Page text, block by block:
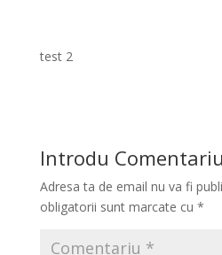
test 2
Introdu Comentariu
Adresa ta de email nu va fi
obligatorii sunt marcate cu *